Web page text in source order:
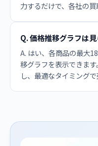
力するだけで、各社の買
Q. 価格推移グラフは
A. はい、各商品の最大
移グラフを表示できま
し、最適なタイミングで